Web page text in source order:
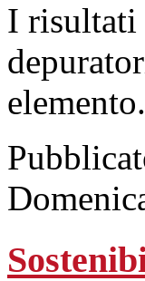
I risultati
elemento.